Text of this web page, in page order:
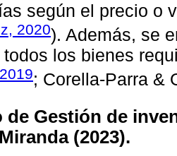
según el precio o
2020). Además, se
todos los bienes
; Corella-Parra &
de Gestión de
(2023).